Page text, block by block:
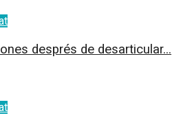
després de desarticular...